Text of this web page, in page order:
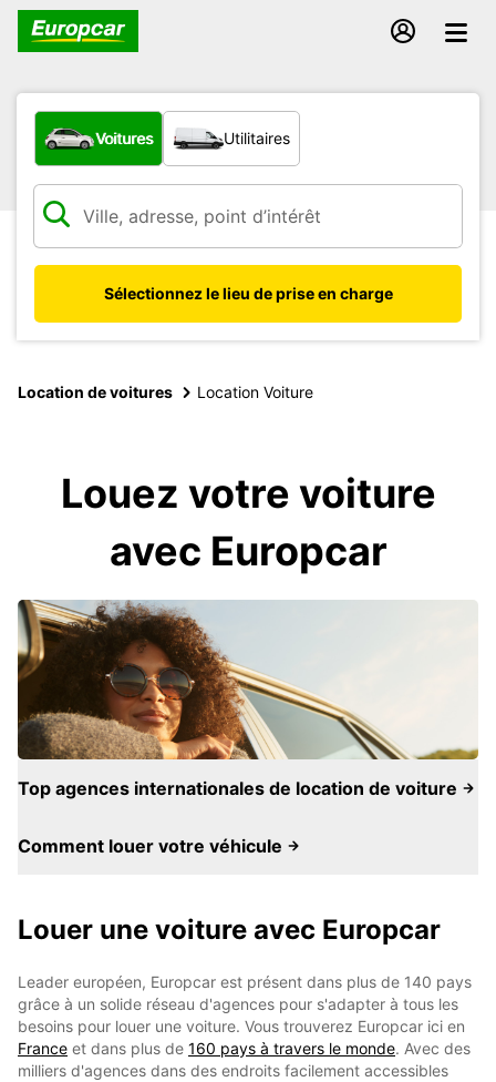
Quel type de véhicule ?
Voitures Utilitaires
Sélectionnez le lieu de prise en charge
Location de voitures Location Voiture
Louez votre voiture
avec Europcar
Top agences internationales de location de voiture
Comment louer votre véhicule
Louer une voiture avec Europcar
Leader européen, Europcar est présent dans plus de 140 pays
grâce à un solide réseau d'agences pour s'adapter à tous les
besoins pour louer une voiture. Vous trouverez Europcar ici en
France et dans plus de 160 pays à travers le monde. Avec des
milliers d'agences dans des endroits facilement accessibles